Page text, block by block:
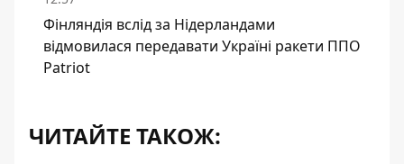
Фінляндія вслід за Нідерландами
відмовилася передавати Україні ракети ППО
Patriot
ЧИТАЙТЕ ТАКОЖ: